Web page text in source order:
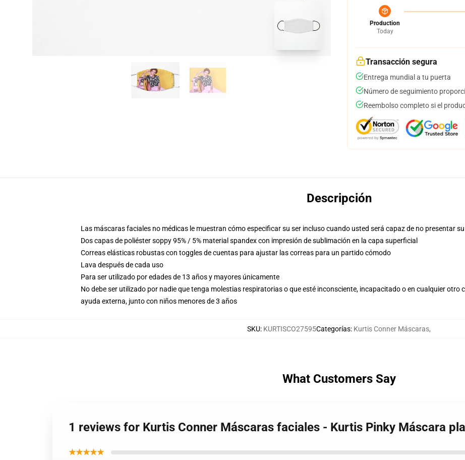
Production
Today
Transacción segura
Entrega mundial a tu puerta
Número de seguimiento
Reembolso completo si el
Descripción
Las máscaras faciales no médicas le muestran cómo especificar su ser incluso cuando usted será capaz de no presentar
Dos capas de poliéster soppy 95% / 5% material spandex con impresión de sublimación en la capa superficial
Correas elásticas robustas con toggles de cuentas para ajustar las correas para un partido cómodo
Lava después de cada uso
Para ser utilizado por edades de 13 años y mayores únicamente
No debe ser utilizado por nadie que tenga molestias respiratorias o que esté inconsciente, incapacitado o en cualquier otro
ayuda externa, junto con niños menores de 3 años
SKU: KURTISCO27595Categorías: Kurtis Conner Máscaras,
What Customers Say
1 reviews for Kurtis Conner Máscaras faciales - Kurtis Pinky Máscara
★★★★★